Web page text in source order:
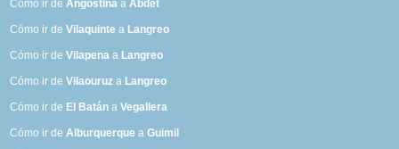
Cómo ir deAngostina aAbdet
Cómo ir deVilaquinte a Langreo
Cómo ir deVilapena a Langreo
Cómo ir deVilaouruz a Langreo
Cómo ir de El Batán aVegallera
Cómo ir deAlburquerque aGuimil